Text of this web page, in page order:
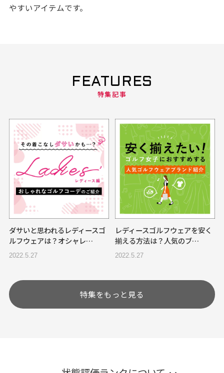
やすいアイテムです。
FEATURES
特集記事
ダサいと思われるレディースゴ
ルフウェアは？オシャレ…
2022.5.27
レディースゴルフウェアを安く
揃える方法は？人気のブ…
2022.5.27
特集をもっと見る